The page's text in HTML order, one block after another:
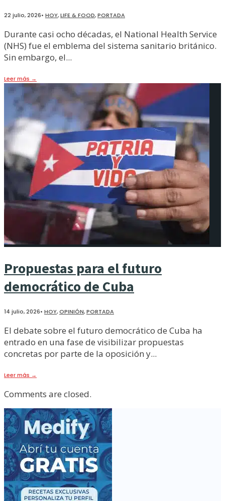
22 julio, 2026• HOY,LIFE & FOOD,PORTADA
Durante casi ocho décadas, el National Health Service
(NHS) fue el emblema del sistema sanitario británico.
Sin embargo, el...
Leer más →
Propuestas para el futuro
democrático de Cuba
14 julio, 2026• HOY,OPINIÓN,PORTADA
El debate sobre el futuro democrático de Cuba ha
entrado en una fase de visibilizar propuestas
concretas por parte de la oposición y...
Leer más →
Comments are closed.